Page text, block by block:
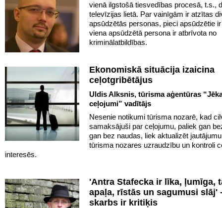
vienā ilgstošā tiesvedības procesā, t.s.,
televīzijas lietā. Par vainīgām ir atzītas
apsūdzētās personas, pieci apsūdzētie
viena apsūdzētā persona ir atbrīvota no
kriminālatbildības.
Ekonomiskā situācija izaicina
ceļotgribētājus
Uldis Alksnis, tūrisma aģentūras
ceļojumi” vadītājs
Nesenie notikumi tūrisma nozarē, kad
samaksājuši par ceļojumu, paliek gan
gan bez naudas, liek aktualizēt
tūrisma nozares uzraudzību un kontroli
interesēs.
'Antra Stafecka ir līka, ļumīga,
apaļa, rīstās un sagumusi slāj'
skarbs ir kritiķis